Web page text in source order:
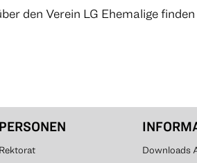
den Verein LG Ehemalige
PERSONEN
Rektorat
Downloads